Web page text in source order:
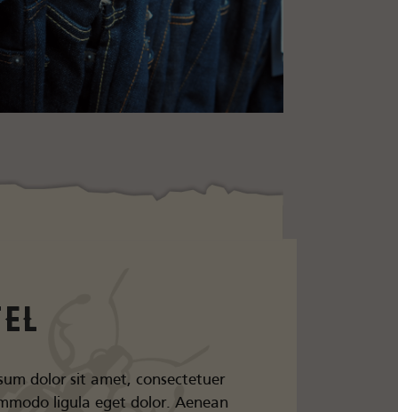
dolor sit amet, consectetuer
ligula eget dolor. Aenean